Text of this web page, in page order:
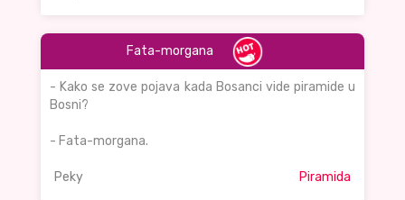
Fata-morgana
- Kako se zove pojava kada Bosanci vide piramide u
Bosni?
- Fata-morgana.
Peky Piramida